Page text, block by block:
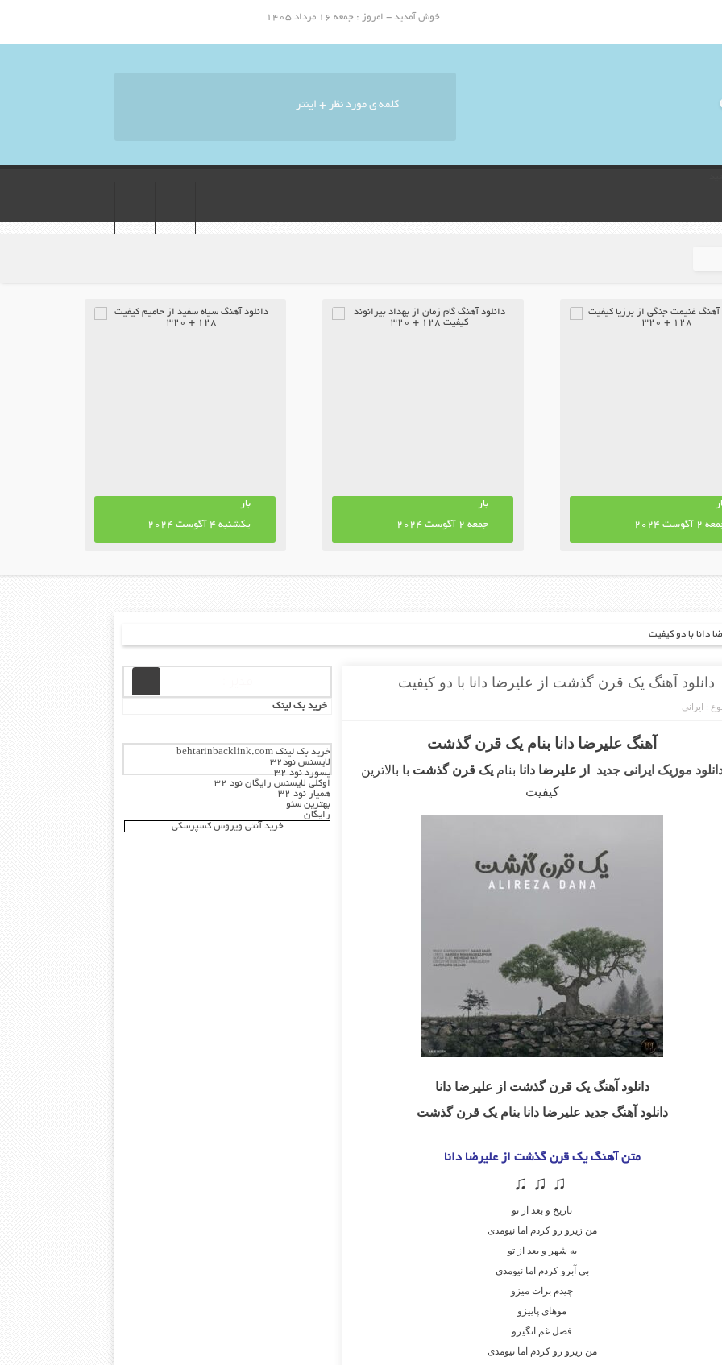
خوش آمدید - امروز : جمعه ۱۶ مرداد ۱۴۰۵
بار
یکشنبه 4 آگوست 2024
بار
جمعه 2 آگوست 2024
2 آگوست 2024
دانا با دو کیفیت
دانلود آهنگ یک قرن گذشت از علیرضا دانا با دو کیفیت
: ایرانی
آهنگ علیرضا دانا بنام یک قرن گذشت
موزیک ایرانی جدید از علیرضا دانا بنامیک قرن گذشت با بالاترین
کیفیت
دانلود آهنگ یک قرن گذشت از علیرضا دانا
دانلود آهنگ جدید علیرضا دانا بنام یک قرن گذشت
متن آهنگ یک قرن گذشت از علیرضا دانا
♫ ♫ ♫
تاریخ و بعد از تو
من زیرو رو کردم اما نیومدی
یه شهر و بعد از تو
بی آبرو کردم اما نیومدی
چیدم برات میزو
موهای پاییزو
فصل غم انگیزو
من زیرو رو کردم اما نیومدی
خرید بک لینک
خرید بک لینک behtarinbacklink.com
لایسنس نود32
پسورد نود 32
اوکلی لایسنس رایگان نود 32
همیار نود 32
بهترین سئو
رایگان
خرید آنتی ویروس کسپرسکی